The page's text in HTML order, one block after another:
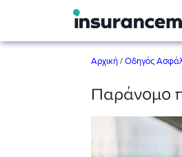
Αρχική / Οδηγός
Παράνομο